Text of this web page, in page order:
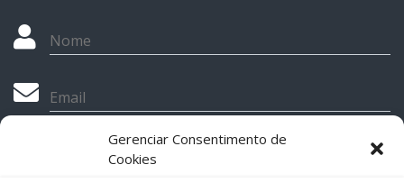
Gerenciar Consentimento de
Cookies
Nome
Email
Telefone